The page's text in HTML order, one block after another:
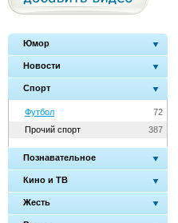
Юмор
Новости
Спорт
72
Футбол
387
Прочий спорт
Познавательное
Кино и ТВ
Жесть